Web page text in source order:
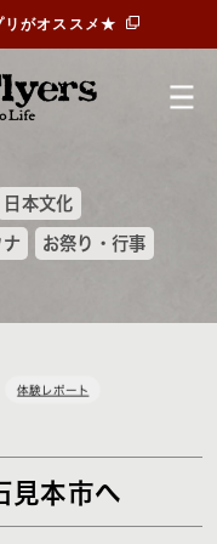
日本文化
ナ お祭り・行事
リがオススメ★
体験レポート
見本市へ